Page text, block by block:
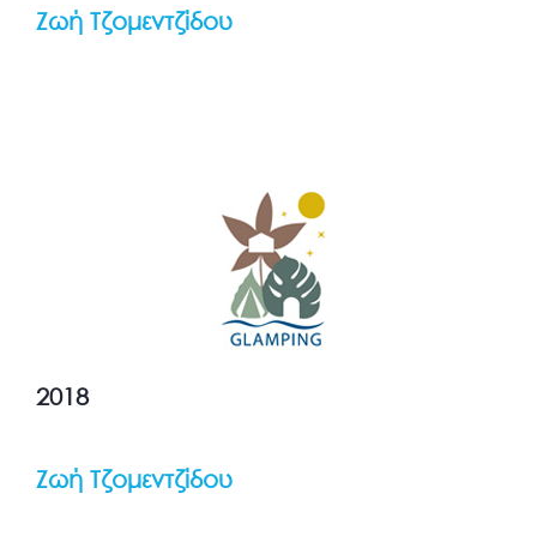
Ζωή Τζομεντζίδου
2018
Ζωή Τζομεντζίδου